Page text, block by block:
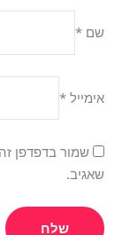
שם *
אימייל *
שמור בדפדפן
שאגיב.